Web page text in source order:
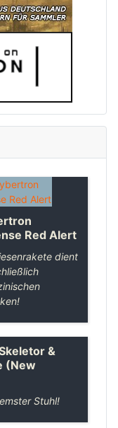
Red Alert
dient
&
(New
Stuhl!